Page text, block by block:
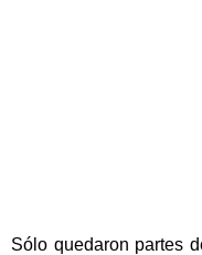
Sólo quedaron partes